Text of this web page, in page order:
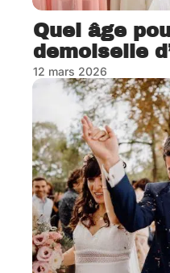
Quel âge
demoiselle
12 mars 2026